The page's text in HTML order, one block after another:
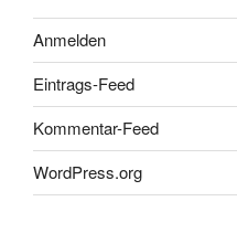
Anmelden
Eintrags-Feed
Kommentar-Feed
WordPress.org